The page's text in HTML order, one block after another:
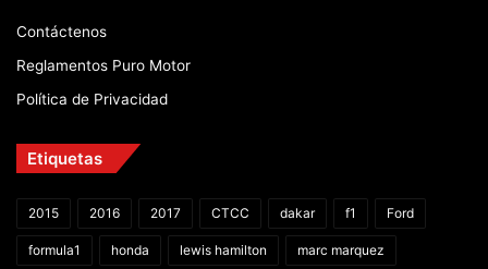
Contáctenos
Reglamentos Puro Motor
Política de Privacidad
Etiquetas
2015 2016 2017 CTCC dakar f1 Ford
formula1 honda lewis hamilton marc marquez